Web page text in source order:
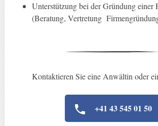
Unterstützung bei der Gründung einer
(Beratung, Vertretung
Kontaktieren Sie eine Anwältin oder
+41 43 545 01 50